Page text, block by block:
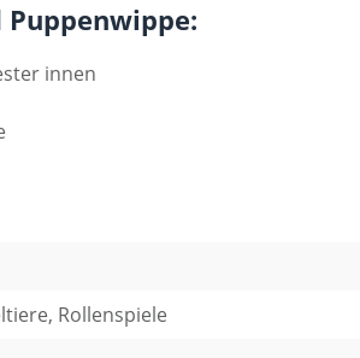
innen
Rollenspiele